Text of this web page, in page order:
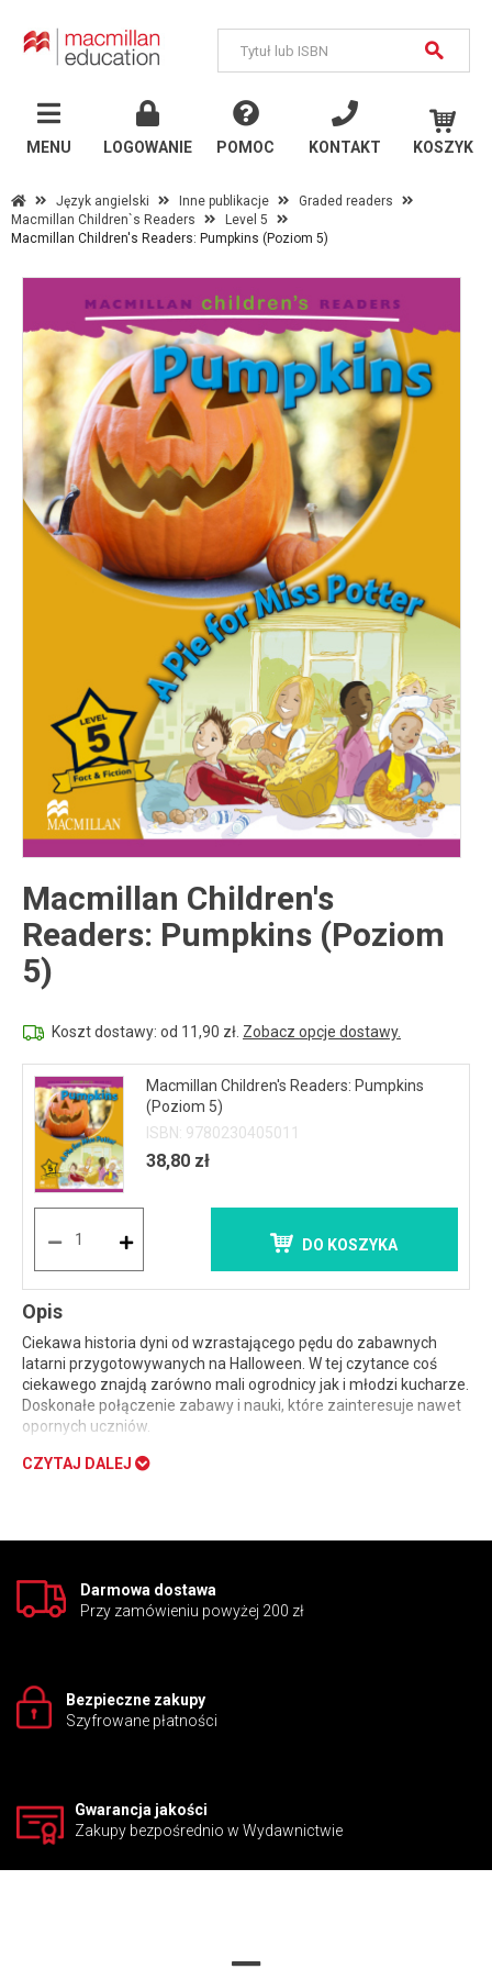
MENU LOGOWANIE POMOC KONTAKT KOSZYK
Język angielski Inne publikacje
Graded readers
Macmillan Children`s Readers
Level 5
Macmillan Children's Readers: Pumpkins (Poziom 5)
Macmillan Children's
Readers: Pumpkins (Poziom
5)
Koszt dostawy: od 11,90 zł. Zobacz opcje dostawy.
Macmillan Children's Readers: Pumpkins
(Poziom 5)
ISBN: 9780230405011
38,80 zł
DO KOSZYKA
Opis
Ciekawa historia dyni od wzrastającego pędu do zabawnych
latarni przygotowywanych na Halloween. W tej czytance coś
ciekawego znajdą zarówno mali ogrodnicy jak i młodzi kucharze.
Doskonałe połączenie zabawy i nauki, które zainteresuje nawet
opornych uczniów.
Macmillan Children’s Readers
zakresu komunikowania się w języku angielskim.
uzupełnienie kursów dla dzieci lub jako materiał na oddzielne
zajęcia poświęcone czytaniu.
CZYTAJ DALEJ
Darmowa dostawa
Przy zamówieniu powyżej 200 zł
Bezpieczne zakupy
Szyfrowane płatności
Gwarancja jakości
Zakupy bezpośrednio w Wydawnictwie
MENU
Język
angielski
Szkoły językowe i
Język
niemiecki
Szkoły państwowe
Szkoły językowe i
uczelnie
Inne publikacje
Inne
języki